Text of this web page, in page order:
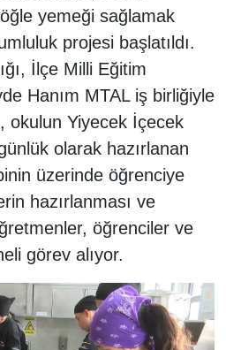
yemeği sağlamak
projesi başlatıldı.
İlçe Milli Eğitim
Hanım MTAL iş birliğiyle
okulun Yiyecek İçecek
olarak hazırlanan
üzerinde öğrenciye
hazırlanması ve
öğrenciler ve
görev alıyor.